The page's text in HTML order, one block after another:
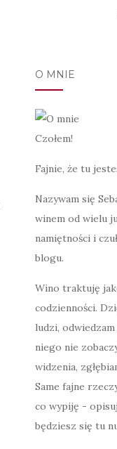
O MNIE
Czołem!
Fajnie, że tu
Nazywam się
winem od wielu
namiętności i
blogu.
Wino traktuję
codzienności.
ludzi,
niego nie
widzenia,
Same fajne
co wypiję -
będziesz się tu